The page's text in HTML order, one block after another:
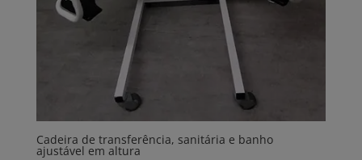
Cadeira de transferência, sanitária e banho
ajustável em altura